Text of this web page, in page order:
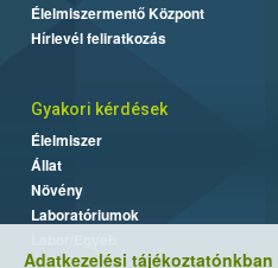
Adatkezelési tájékoztatónkban
Élelmiszermentő Központ
Hírlevél feliratkozás
Gyakori kérdések
Élelmiszer
Állat
Növény
Laboratóriumok